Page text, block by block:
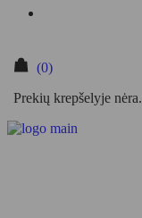
(0)
Prekių krepšelyje nėra.